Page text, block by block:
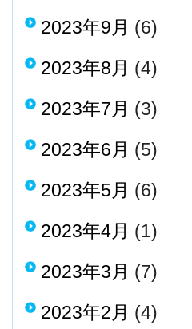
2023年9月 (6)
2023年8月 (4)
2023年7月 (3)
2023年6月 (5)
2023年5月 (6)
2023年4月 (1)
2023年3月 (7)
2023年2月 (4)